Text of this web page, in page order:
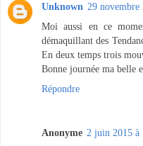
Unknown 29 novembre
Moi aussi en ce
démaquillant des
En deux temps trois
Bonne journée ma belle
Répondre
Anonyme 2 juin 2015 à